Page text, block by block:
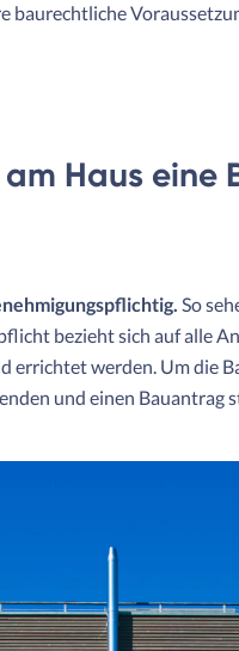
baurechtliche
Haus eine
So
bezieht sich auf alle
errichtet werden. Um die
und einen Bauantrag